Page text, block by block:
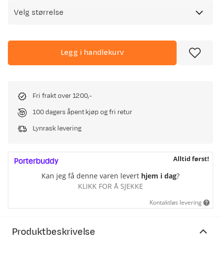
Velg størrelse
Legg i handlekurv
Fri frakt over 1200,-
100 dagers åpent kjøp og fri retur
Lynrask levering
Alltid først!
Kan jeg få denne varen levert hjem i dag?
KLIKK FOR Å SJEKKE
Kontaktløs levering
Produktbeskrivelse